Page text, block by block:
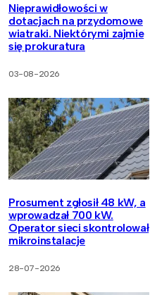
Nieprawidłowości w
dotacjach na przydomowe
wiatraki. Niektórymi zajmie
się prokuratura
03-08-2026
Prosument zgłosił 48 kW, a
wprowadzał 700 kW.
Operator sieci skontrolował
mikroinstalacje
28-07-2026